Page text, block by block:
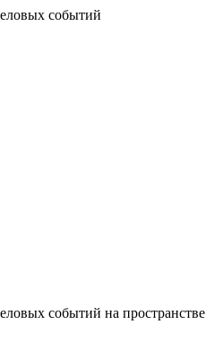
событий
событий на пространстве